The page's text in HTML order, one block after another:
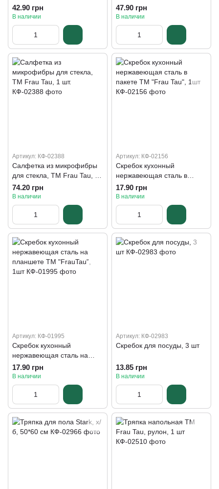
42.90 грн
В наличии
шт
47.90 грн
В наличии
Артикул: КФ-02388
Салфетка из микрофибры
для стекла, ТМ Frau Tau, 1
шт.
74.20 грн
В наличии
Артикул: КФ-02156
Скребок кухонный
нержавеющая сталь в
пакете ТМ "Frau Tau", 1шт
17.90 грн
В наличии
Артикул: КФ-01995
Скребок кухонный
нержавеющая сталь на
планшете ТМ "FrauTau",
1шт
17.90 грн
В наличии
Артикул: КФ-02983
Скребок для посуды, 3 шт
13.85 грн
В наличии